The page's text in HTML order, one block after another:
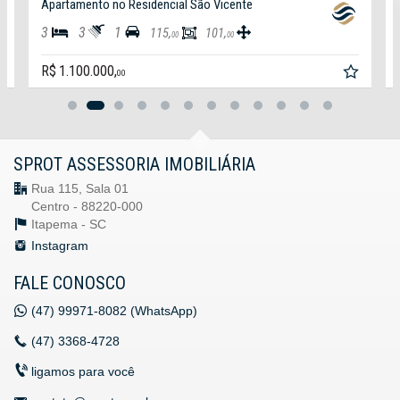
Apartamento no Residencial São Vicente
3 3 1 115,00 101,00
R$ 1.100.000,00
SPROT ASSESSORIA IMOBILIÁRIA
Rua 115, Sala 01
Centro - 88220-000
Itapema - SC
Instagram
FALE CONOSCO
(47) 99971-8082 (WhatsApp)
(47) 3368-4728
ligamos para você